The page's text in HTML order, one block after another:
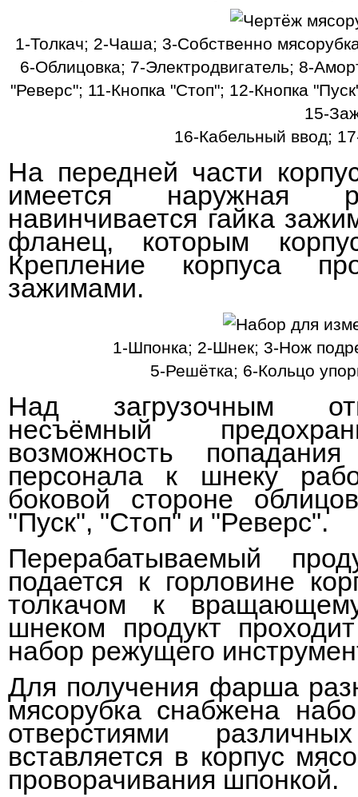
1-Толкач; 2-Чаша; 3-Собственно
6-Облицовка; 7-Электродвигатель; 8-
"Реверс"; 11-Кнопка "Стоп"; 12-Кнопка
15-
16-Кабельный ввод;
На передней части
имеется наружная
навинчивается гайка
фланец, которым
Крепление корпуса
зажимами.
1-Шпонка; 2-Шнек; 3-Нож
5-Решётка; 6-Кольцо
Над загрузочным
несъёмный
возможность
персонала к шнеку
боковой стороне
"Пуск", "Стоп" и "Реверс".
Перерабатываемый
подается к горловине
толкачом к
шнеком продукт
набор режущего
Для получения фарша
мясорубка снабжена
отверстиями
вставляется в корпус
проворачивания шпонкой.